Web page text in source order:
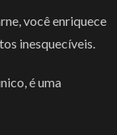
você enriquece
inesquecíveis.
é uma